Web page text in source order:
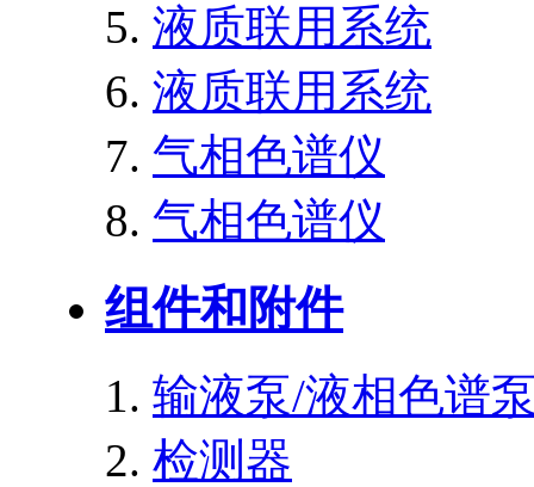
液质联用系统
液质联用系统
气相色谱仪
气相色谱仪
组件和附件
输液泵/液相色谱
检测器